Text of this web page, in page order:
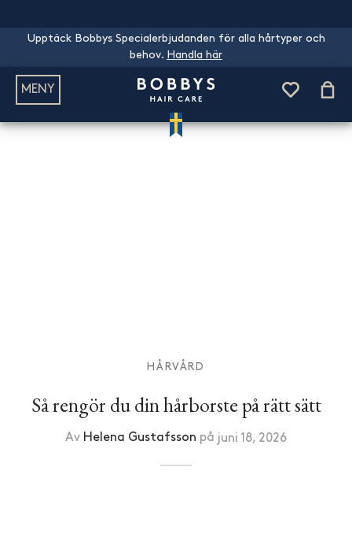
Upptäck Bobbys Specialerbjudanden för alla hårtyper och
behov. Handla här
MENY
HÅRVÅRD
Så rengör du din hårborste på rätt sätt
Av Helena Gustafsson på juni 18, 2026